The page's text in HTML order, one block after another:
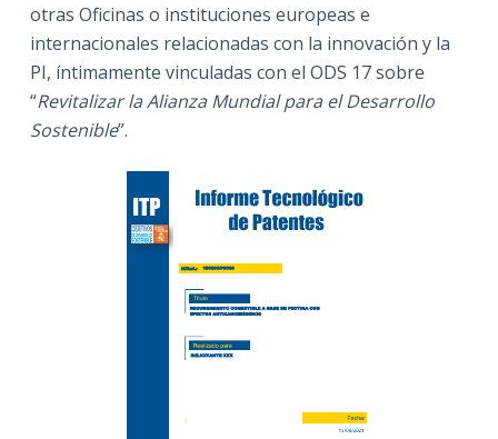
otras Oficinas o instituciones europeas e
internacionales relacionadas con la innovación y la
PI, íntimamente vinculadas con el ODS 17 sobre
“Revitalizar la Alianza Mundial para el Desarrollo
Sostenible”.